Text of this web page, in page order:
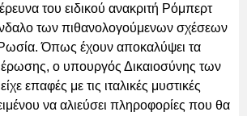
του ειδικού ανακριτή Ρόμπερτ
των πιθανολογούμενων σχέσεων
Όπως έχουν αποκαλύψει τα
ο υπουργός Δικαιοσύνης των
επαφές με τις ιταλικές μυστικές
να αλιεύσει πληροφορίες που θα